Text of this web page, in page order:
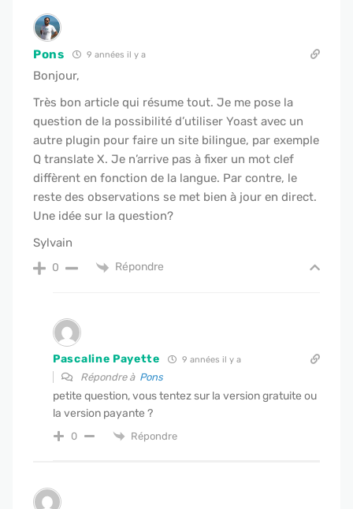
Pons 9 années il y a
Bonjour,
Très bon article qui résume tout. Je me pose la
question de la possibilité d’utiliser Yoast avec un
autre plugin pour faire un site bilingue, par exemple
Q translate X. Je n’arrive pas à fixer un mot clef
diffèrent en fonction de la langue. Par contre, le
reste des observations se met bien à jour en direct.
Une idée sur la question?
Sylvain
0 Répondre
Pascaline Payette 9 années il y a
Répondre à Pons
petite question, vous tentez sur la version gratuite ou
la version payante ?
0 Répondre